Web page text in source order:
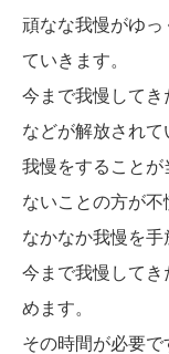
頑なな我慢がゆ
ていきます。
今まで我慢して
などが解放されて
我慢をすることが
ないことの方が不
なかなか我慢を手
今まで我慢してき
めます。
その時間が必要で